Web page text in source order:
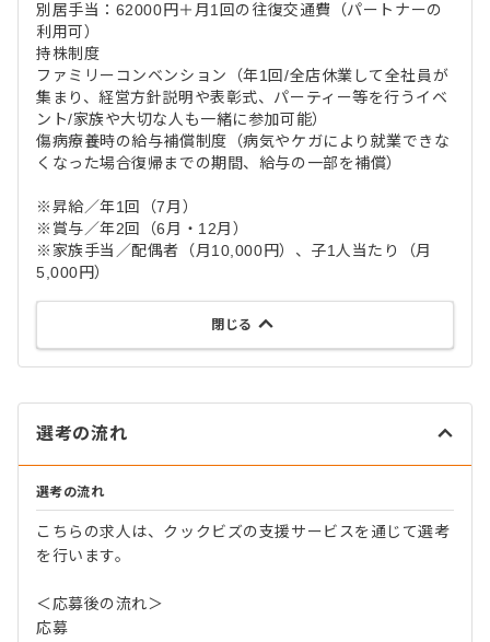
別居手当：62000円＋月1回の往復交通費（パートナーの
利用可）
持株制度
ファミリーコンベンション（年1回/全店休業して全社員が
集まり、経営方針説明や表彰式、パーティー等を行うイベ
ント/家族や大切な人も一緒に参加可能）
傷病療養時の給与補償制度（病気やケガにより就業できな
くなった場合復帰までの期間、給与の一部を補償）
※昇給／年1回（7月）
※賞与／年2回（6月・12月）
※家族手当／配偶者（月10,000円）、子1人当たり（月
5,000円）
閉じる
選考の流れ
選考の流れ
こちらの求人は、クックビズの支援サービスを通じて選考
を行います。
＜応募後の流れ＞
応募